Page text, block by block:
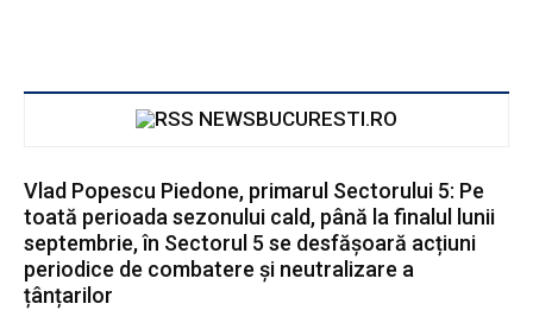
contul Asociației Global Inclusion
lei5
NEWSBUCURESTI.RO
Vlad Popescu Piedone, primarul Sectorului 5: Pe
toată perioada sezonului cald, până la finalul lunii
septembrie, în Sectorul 5 se desfășoară acțiuni
periodice de combatere și neutralizare a
țânțarilor